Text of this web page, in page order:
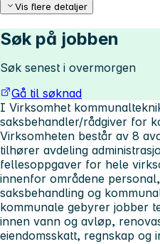
Vis flere detaljer
Søk på jobben
Søk senest i overmorgen
Gå til søknad
I Virksomhet
saksbehandler/rådgiver for
Virksomheten består av 8
tilhører avdeling
fellesoppgaver for hele
innenfor områdene
saksbehandling og
kommunale gebyrer jobber
innen vann og avløp,
eiendomsskatt, regnskap og